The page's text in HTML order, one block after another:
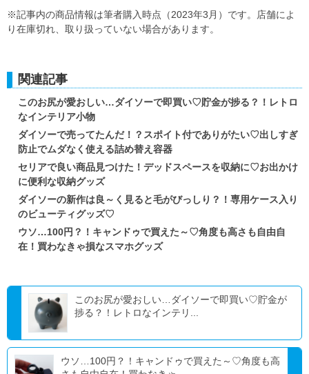
※記事内の商品情報は筆者購入時点（2023年3月）です。店舗によ
り在庫切れ、取り扱っていない場合があります。
関連記事
このお尻が愛おしい…ダイソーで即買い♡貯金が捗る？！レトロ
なインテリア小物
ダイソーで売ってたんだ！？スポイト付でありがたい♡出しすぎ
防止でムダなく使える詰め替え容器
セリアで良い商品見つけた！デッドスペースを収納に♡お出かけ
に便利な収納グッズ
ダイソーの新作は良～く見ると毛がびっしり？！専用ケース入り
のビューティグッズ♡
ウソ…100円？！キャンドゥで買えた～♡角度も高さも自由自
在！買わなきゃ損なスマホグッズ
このお尻が愛おしい…ダイソーで即買い♡貯金が
捗る？！レトロなインテリ...
ウソ…100円？！キャンドゥで買えた～♡角度も高